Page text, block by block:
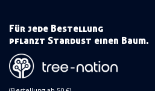
Für jede Bestellung
pflanzt Stardust einen Baum.